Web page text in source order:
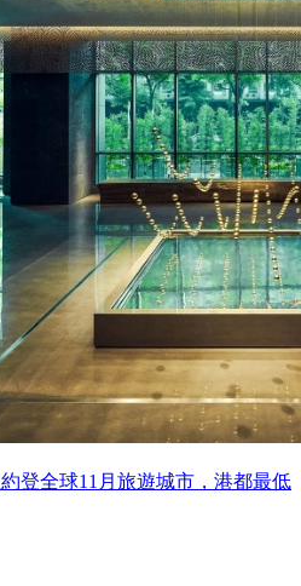
登全球11月旅遊城市，港都最低